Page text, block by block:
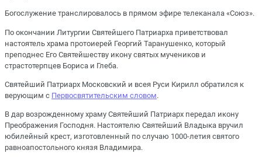
Богослужение транслировалось в прямом эфире телеканала «Союз».
По окончании Литургии Святейшего Патриарха приветствовал
настоятель храма протоиерей Георгий Таранушенко, который
преподнес Его Святейшеству икону святых мучеников и
страстотерпцев Бориса и Глеба.
Святейший Патриарх Московский и всея Руси Кирилл обратился к
верующим с Первосвятительским словом.
В дар возрожденному храму Святейший Патриарх передал икону
Преображения Господня. Настоятелю Святейший Владыка вручил
юбилейный крест, изготовленный по случаю 1000-летия святого
равноапостольного князя Владимира.